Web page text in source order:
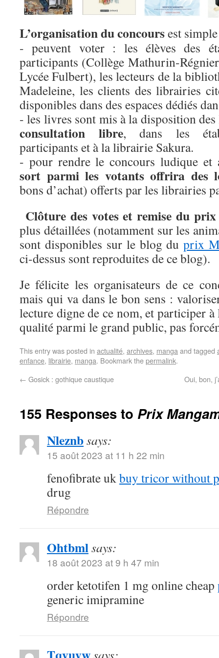
L’organisation du concoursest
- peuvent voter : les élèves des
participants (Collège Mathurin-
Lycée Fulbert), les lecteurs de la
Madeleine, les clients des librairies
disponibles dans des espaces dédiés
- les livres sont mis à la disposition
consultation libre, dans les
participants et à la librairie Sakura.
- pour rendre le concours ludique
sort parmi les votants offrira des
bons d’achat) offerts par les librairies
Clôture des votes et remise du prix
plus détaillées (notamment sur les
sont disponibles sur le blog duprix
ci-dessus sont reproduites de ce blog).
Je félicite les organisateurs de ce
mais qui va dans le bon sens :
lecture digne de ce nom, et participer
qualité parmi le grand public, pas
This entry was posted in actualité, archives, mangaand tagged
enfance, librairie, manga. Bookmark thepermalink.
← Gosick : gothique caustique Oui, bon,
155 Responses to Prix
Nleznbsays:
15 août 2023 at 11 h 22 min
fenofibrate ukbuy tricor without
drug
Répondre
Ohtbmlsays:
18 août 2023 at 9 h 47 min
order ketotifen 1 mg online cheap
generic imipramine
Répondre